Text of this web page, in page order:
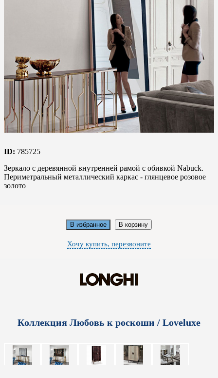
ID: 785725
Зеркало с деревянной внутренней рамой с обивкой Nabuck.
Периметральный металлический каркас - глянцевое розовое
золото
В избранное В корзину
Хочу купить, перезвоните
Коллекция Любовь к роскоши / Loveluxe